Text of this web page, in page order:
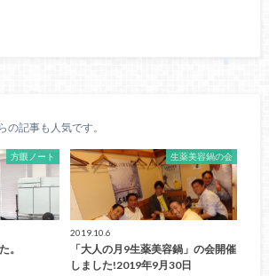
の記事も人気です。
方眼ノート
。
生薬美容鍋の会
2019.10.6
「大人の月9生薬美容鍋」の会開催
しました!2019年9月30日